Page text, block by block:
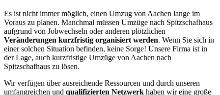
Es ist nicht immer möglich, einen Umzug von Aachen lange im
Voraus zu planen. Manchmal müssen Umzüge nach Spitzschafhaus
aufgrund von Jobwechseln oder anderen plötzlichen
Veränderungen kurzfristig organisiert werden. Wenn Sie sich in
einer solchen Situation befinden, keine Sorge! Unsere Firma ist in
der Lage, auch kurzfristige Umzüge von Aachen nach
Spitzschafhaus zu lösen.
Wir verfügen über ausreichende Ressourcen und durch unseren
umfangreichen und qualifizierten Netzwerk haben wir eine große